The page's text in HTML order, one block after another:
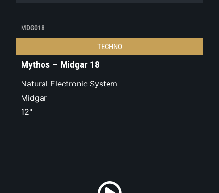
MDG018
TECHNO
Mythos – Midgar 18
Natural Electronic System
Midgar
12"